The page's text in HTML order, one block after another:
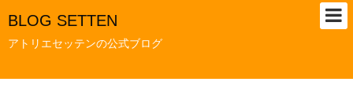
BLOG SETTEN
アトリエセッテンの公式ブログ